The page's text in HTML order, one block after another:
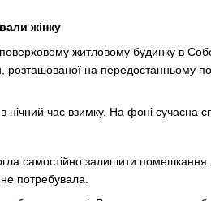
жінку
житловому будинку в
на передостанньому
самостійно залишити
потребувала.